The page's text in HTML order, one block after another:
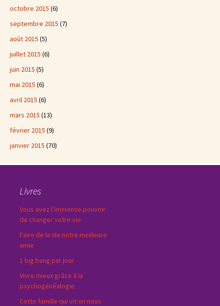
octobre 2015 (6)
septembre 2015 (7)
août 2015 (5)
juillet 2015 (6)
juin 2015 (5)
mai 2015 (6)
avril 2015 (6)
mars 2015 (13)
février 2015 (9)
janvier 2015 (70)
Livres
Vous avez l’immense pouvoir
de changer votre vie
Faire de la Vie notre meilleure
amie
1 big bang par jour
Vivre mieux grâce à la
psychogénéalogie
Cette famille qui vit en nous